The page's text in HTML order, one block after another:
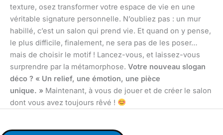
texture, osez transformer votre espace de vie en une
véritable signature personnelle. N’oubliez pas : un mur
habillé, c’est un salon qui prend vie. Et quand on y pense,
le plus difficile, finalement, ne sera pas de les poser…
mais de choisir le motif ! Lancez-vous, et laissez-vous
surprendre par la métamorphose. Votre nouveau slogan
déco ? « Un relief, une émotion, une pièce
unique. » Maintenant, à vous de jouer et de créer le salon
dont vous avez toujours rêvé !